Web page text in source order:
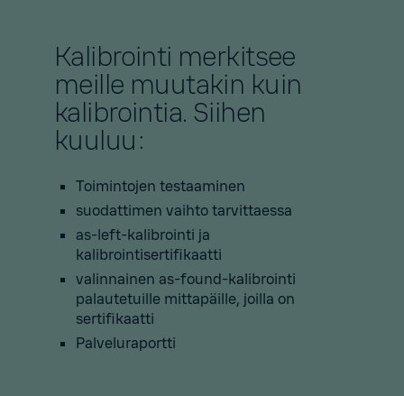
Kalibrointi merkitsee
meille muutakin kuin
kalibrointia. Siihen
kuuluu:
Toimintojen testaaminen
suodattimen vaihto tarvittaessa
as-left-kalibrointi ja
kalibrointisertifikaatti
valinnainen as-found-kalibrointi
palautetuille mittapäille, joilla on
sertifikaatti
Palveluraportti